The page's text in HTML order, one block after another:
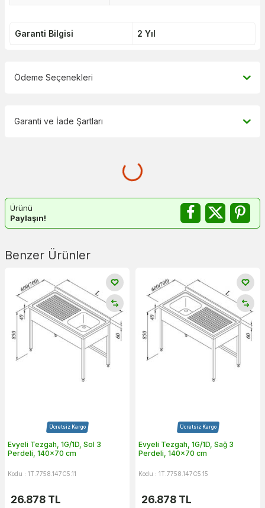
Garanti Bilgisi 2 Yıl
Ödeme Seçenekleri
Garanti ve İade Şartları
Ürünü
Paylaşın!
Benzer Ürünler
Ücretsiz Kargo
Evyeli Tezgah, 1G/1D, Sol 3
Perdeli, 140x70 cm
Kodu : 1T.7758.147C5.11
26.878 TL
Ücretsiz Kargo
Evyeli Tezgah, 1G/1D, Sağ 3
Perdeli, 140x70 cm
Kodu : 1T.7758.147C5.15
26.878 TL